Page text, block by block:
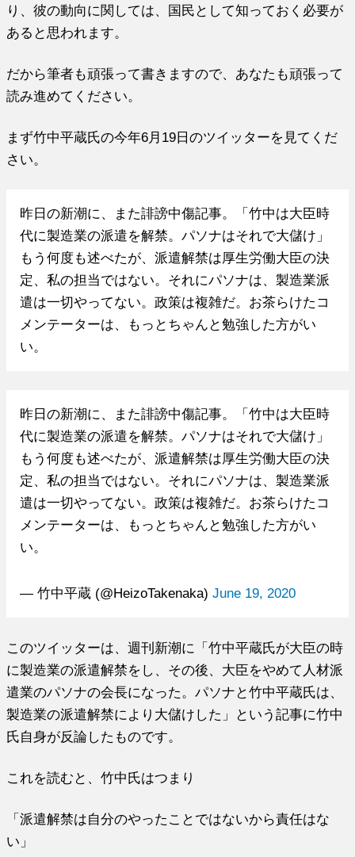
り、彼の動向に関しては、国民として知っておく必要が
あると思われます。
だから筆者も頑張って書きますので、あなたも頑張って
読み進めてください。
まず竹中平蔵氏の今年6月19日のツイッターを見てくだ
さい。
昨日の新潮に、また誹謗中傷記事。「竹中は大臣時
代に製造業の派遣を解禁。パソナはそれで大儲け」
もう何度も述べたが、派遣解禁は厚生労働大臣の決
定、私の担当ではない。それにパソナは、製造業派
遣は一切やってない。政策は複雑だ。お茶らけたコ
メンテーターは、もっとちゃんと勉強した方がい
い。
昨日の新潮に、また誹謗中傷記事。「竹中は大臣時
代に製造業の派遣を解禁。パソナはそれで大儲け」
もう何度も述べたが、派遣解禁は厚生労働大臣の決
定、私の担当ではない。それにパソナは、製造業派
遣は一切やってない。政策は複雑だ。お茶らけたコ
メンテーターは、もっとちゃんと勉強した方がい
い。
— 竹中平蔵 (@HeizoTakenaka) June 19, 2020
このツイッターは、週刊新潮に「竹中平蔵氏が大臣の時
に製造業の派遣解禁をし、その後、大臣をやめて人材派
遣業のパソナの会長になった。パソナと竹中平蔵氏は、
製造業の派遣解禁により大儲けした」という記事に竹中
氏自身が反論したものです。
これを読むと、竹中氏はつまり
「派遣解禁は自分のやったことではないから責任はな
い」